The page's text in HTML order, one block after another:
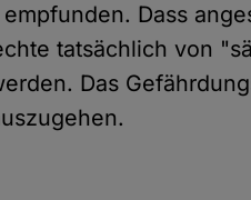
Dass
tatsächlich von
Das